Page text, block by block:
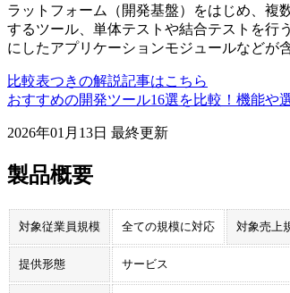
ラットフォーム（開発基盤）をはじめ、複
するツール、単体テストや結合テストを行
にしたアプリケーションモジュールなどが
比較表つきの解説記事はこちら
おすすめの開発ツール16選を比較！機能や
2026年01月13日 最終更新
製品概要
対象従業員規模 全ての規模に対応 対象売上
提供形態 サービス